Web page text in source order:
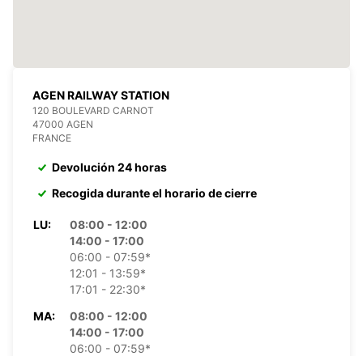
AGEN RAILWAY STATION
120 BOULEVARD CARNOT
47000 AGEN
FRANCE
Devolución 24 horas
Recogida durante el horario de cierre
LU:
08:00 - 12:00
14:00 - 17:00
06:00 - 07:59*
12:01 - 13:59*
17:01 - 22:30*
MA:
08:00 - 12:00
14:00 - 17:00
06:00 - 07:59*